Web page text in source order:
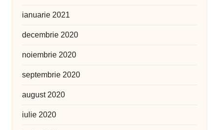
ianuarie 2021
decembrie 2020
noiembrie 2020
septembrie 2020
august 2020
iulie 2020